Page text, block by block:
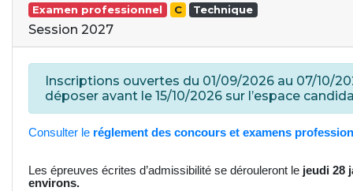
Examen professionnel C Technique
Session 2027
Inscriptions ouvertes du 01/09/2026 au 07/10/
déposer avant le 15/10/2026 sur l’espace
Consulter le réglement des concours et examens
Les épreuves écrites d’admissibilité se dérouleront le jeudi 28
environs.